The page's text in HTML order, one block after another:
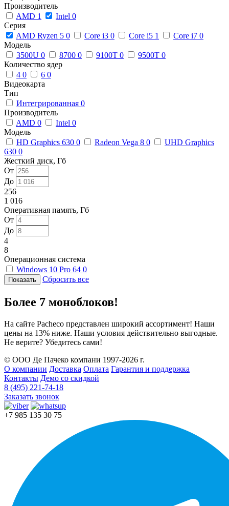
Производитель
AMD 1 Intel 0
Серия
AMD Ryzen 5 0 Core i3 0 Core i5 1 Core i7 0
Модель
3500U 0 8700 0 9100T 0 9500T 0
Количество ядер
4 0 6 0
Видеокарта
Тип
Интегрированная 0
Производитель
AMD 0 Intel 0
Модель
HD Graphics 630 0 Radeon Vega 8 0
UHD Graphics
630 0
Жесткий диск, Гб
От
До
256
1 016
Оперативная память, Гб
От
До
4
8
Операционная система
Windows 10 Pro 64 0
Сбросить все
Более 7 моноблоков!
На сайте Pacheco представлен широкий ассортимент! Наши
цены на 13% ниже. Наши условия действительно выгодные.
Не верите? Убедитесь сами!
© ООО Де Пачеко компани 1997-2026 г.
О компании Доставка Оплата Гарантия и поддержка
Контакты Демо со скидкой
8 (495) 221-74-18
Заказать звонок
+7 985 135 30 75